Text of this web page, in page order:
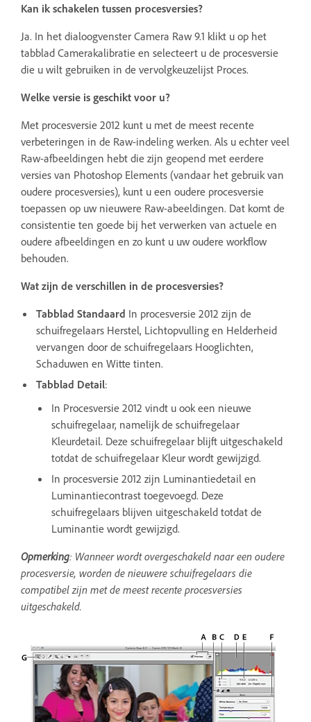
Kan ik schakelen tussen procesversies?
Ja. In het dialoogvenster Camera Raw 9.1 klikt u op het
tabblad Camerakalibratie en selecteert u de procesversie
die u wilt gebruiken in de vervolgkeuzelijst Proces.
Welke versie is geschikt voor u?
Met procesversie 2012 kunt u met de meest recente
verbeteringen in de Raw-indeling werken. Als u echter veel
Raw-afbeeldingen hebt die zijn geopend met eerdere
versies van Photoshop Elements (vandaar het gebruik van
oudere procesversies), kunt u een oudere procesversie
toepassen op uw nieuwere Raw-abeeldingen. Dat komt de
consistentie ten goede bij het verwerken van actuele en
oudere afbeeldingen en zo kunt u uw oudere workflow
behouden.
Wat zijn de verschillen in de procesversies?
Tabblad Standaard In procesversie 2012 zijn de
schuifregelaars Herstel, Lichtopvulling en Helderheid
vervangen door de schuifregelaars Hooglichten,
Schaduwen en Witte tinten.
Tabblad Detail:
In Procesversie 2012 vindt u ook een nieuwe
schuifregelaar, namelijk de schuifregelaar
Kleurdetail. Deze schuifregelaar blijft uitgeschakeld
totdat de schuifregelaar Kleur wordt gewijzigd.
In procesversie 2012 zijn Luminantiedetail en
Luminantiecontrast toegevoegd. Deze
schuifregelaars blijven uitgeschakeld totdat de
Luminantie wordt gewijzigd.
Opmerking: Wanneer wordt overgeschakeld naar een oudere
procesversie, worden de nieuwere schuifregelaars die
compatibel zijn met de meest recente procesversies
uitgeschakeld.